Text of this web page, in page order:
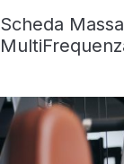
Scheda